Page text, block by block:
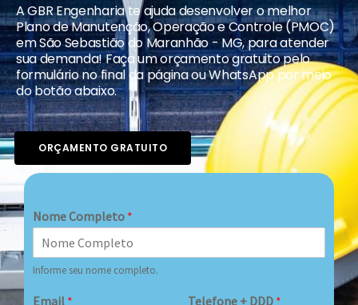
A GBR Engenharia te ajuda desenvolver o melhor
Plano de Manutenção, Operação e Controle (PMOC)
em São Sebastião do Maranhão - MG, para atender
sua demanda! Faça um orçamento gratuito pelo
formulário no final da página ou WhatsApp por meio
do botão abaixo.
ORÇAMENTO GRATUITO
Nome Completo *
Informe seu nome completo.
Email * Telefone + DDD *